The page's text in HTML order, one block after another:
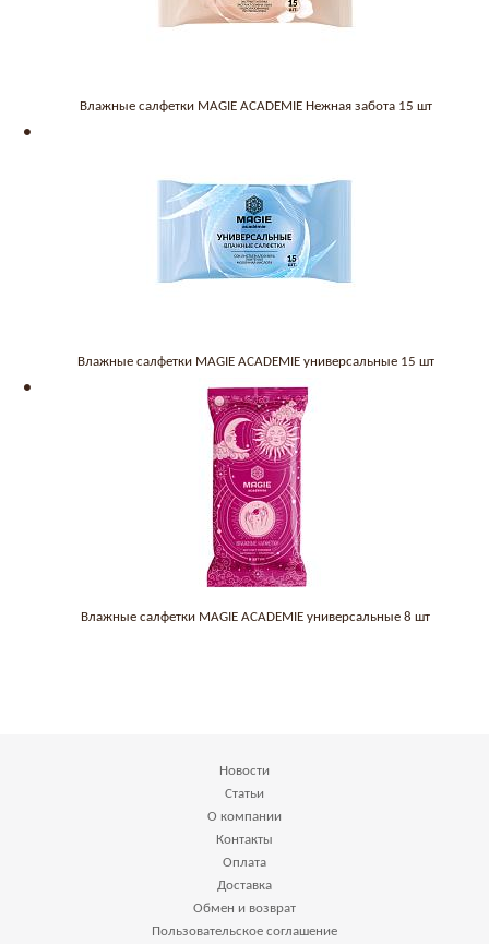
Влажные салфетки MAGIE ACADEMIE Нежная забота 15 шт
Влажные салфетки MAGIE ACADEMIE универсальные 15 шт
Влажные салфетки MAGIE ACADEMIE универсальные 8 шт
Новости
Статьи
О компании
Контакты
Оплата
Доставка
Обмен и возврат
Пользовательское соглашение